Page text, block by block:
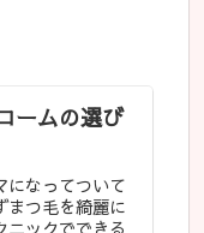
ームの選び
になってついて
まつ毛を綺麗に
ニックでできる